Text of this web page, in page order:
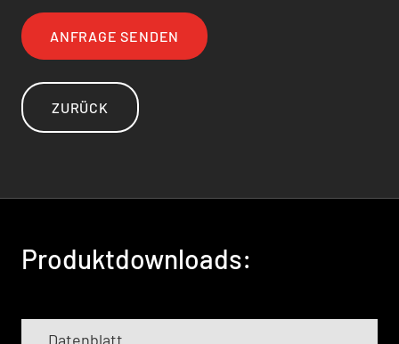
ANFRAGE SENDEN
ZURÜCK
Produktdownloads:
Datenblatt